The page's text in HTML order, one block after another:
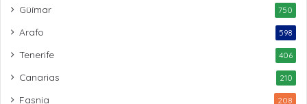
Güímar 750
Arafo 598
Tenerife 406
Canarias 210
Fasnia 208